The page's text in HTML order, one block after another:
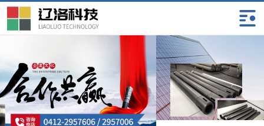
首页
公司简介
产品展示